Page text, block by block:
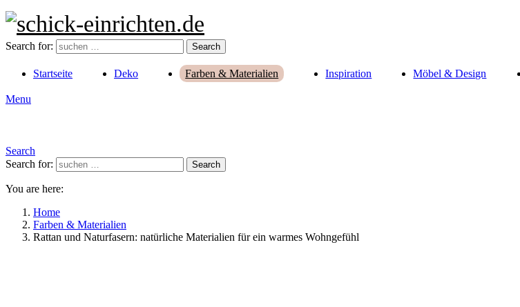
Search for: Search
Startseite Deko Farben & Materialien Inspiration Möbel & Design
Menu
Search
Search for:
Search
You are here:
Home
Farben & Materialien
Rattan und Naturfasern: natürliche Materialien für ein warmes Wohngefühl